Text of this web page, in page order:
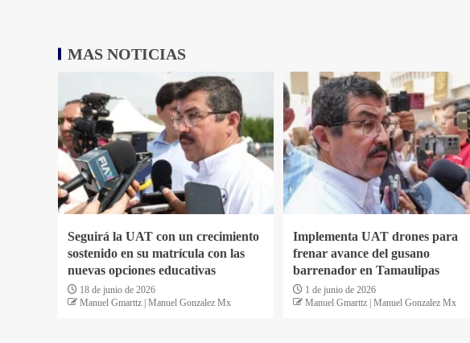
MAS NOTICIAS
Seguirá la UAT con un crecimiento
sostenido en su matrícula con las
nuevas opciones educativas
18 de junio de 2026
Manuel Gmarttz | Manuel Gonzalez Mx
Implementa UAT drones para
frenar avance del gusano
barrenador en Tamaulipas
1 de junio de 2026
Manuel Gmarttz | Manuel Gonzalez Mx